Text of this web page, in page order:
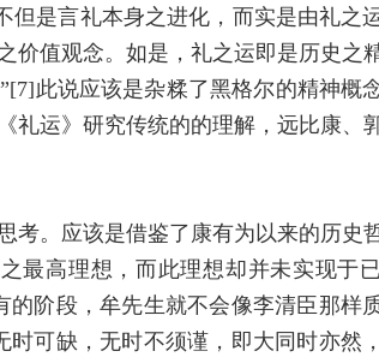
但是言礼本身之进化，而实是由礼之
价值观念。如是，礼之运即是历史之
此说应该是杂糅了黑格尔的精神概
礼运》研究传统的的理解，远比康、
考。应该是借鉴了康有为以来的历史
最高理想，而此理想却并未实现于
阶段，牟先生就不会像李清臣那样
可缺，无时不须谨，即大同时亦然